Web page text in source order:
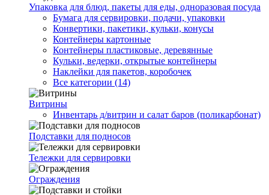
Упаковка для блюд, пакеты для еды, одноразовая посуда
Бумага для сервировки, подачи, упаковки
Конвертики, пакетики, кульки, конусы
Контейнеры картонные
Контейнеры пластиковые, деревянные
Кульки, ведерки, открытые контейнеры
Наклейки для пакетов, коробочек
Все категории (14)
Витрины
Инвентарь д/витрин и салат баров (поликарбонат)
Подставки для подносов
Тележки для сервировки
Ограждения